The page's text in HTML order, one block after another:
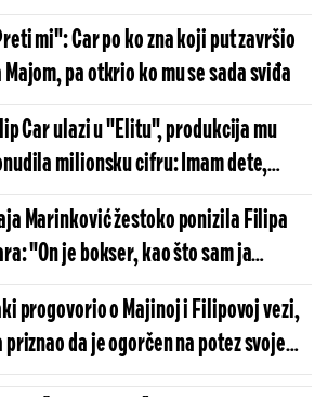
mi": Car po ko zna koji put završio
Majom, pa otkrio ko mu se sada sviđa
Car ulazi u "Elitu", produkcija mu
milionsku cifru: Imam dete,
je svima potreban!
Marinković žestoko ponizila Filipa
"On je bokser, kao što sam ja
progovorio o Majinoj i Filipovoj vezi,
priznao da je ogorčen na potez svoje